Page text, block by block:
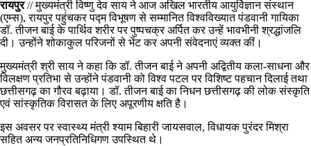
रायपुर// मुख्यमंत्री विष्णु देव साय ने आज अखिल भारतीय आयुर्विज्ञान संस्थान
(एम्स), रायपुर पहुंचकर पद्म विभूषण से सम्मानित विश्वविख्यात पंडवानी गायिका
डॉ. तीजन बाई के पार्थिव शरीर पर पुष्पचक्र अर्पित कर उन्हें भावभीनी श्रद्धांजलि
दी। उन्होंने शोकाकुल परिजनों से भेंट कर अपनी संवेदनाएं व्यक्त कीं।
मुख्यमंत्री श्री साय ने कहा कि डॉ. तीजन बाई ने अपनी अद्वितीय कला-साधना और
विलक्षण प्रतिभा से उन्होंने पंडवानी को विश्व पटल पर विशिष्ट पहचान दिलाई तथा
छत्तीसगढ़ का गौरव बढ़ाया। डॉ. तीजन बाई का निधन छत्तीसगढ़ की लोक संस्कृति
एवं सांस्कृतिक विरासत के लिए अपूरणीय क्षति है।
इस अवसर पर स्वास्थ्य मंत्री श्याम बिहारी जायसवाल, विधायक पुरंदर मिश्रा
सहित अन्य जनप्रतिनिधिगण उपस्थित थे।